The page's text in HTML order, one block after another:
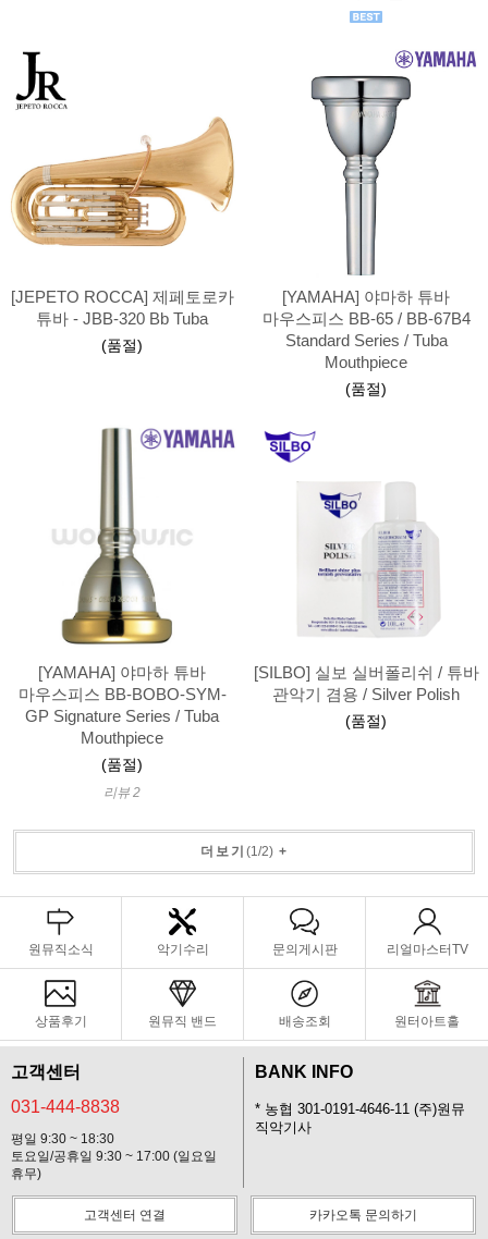
[JEPETO ROCCA] 제페토로카
튜바 - JBB-320 Bb Tuba
(품절)
[YAMAHA] 야마하 튜바
마우스피스 BB-65 / BB-67B4
Standard Series / Tuba
Mouthpiece
(품절)
[YAMAHA] 야마하 튜바
마우스피스 BB-BOBO-SYM-
GP Signature Series / Tuba
Mouthpiece
(품절)
리뷰 2
[SILBO] 실보 실버폴리쉬 / 튜바
관악기 겸용 / Silver Polish
(품절)
더보기 (1 /2)+
원뮤직소식 악기수리 문의게시판 리얼마스터TV
상품후기 원뮤직 밴드 배송조회 원터아트홀
고객센터
031-444-8838
평일 9:30 ~ 18:30
토요일/공휴일 9:30 ~ 17:00 (일요일
휴무)
BANK INFO
* 농협 301-0191-4646-11 (주)원뮤
직악기사
고객센터 연결 카카오톡 문의하기